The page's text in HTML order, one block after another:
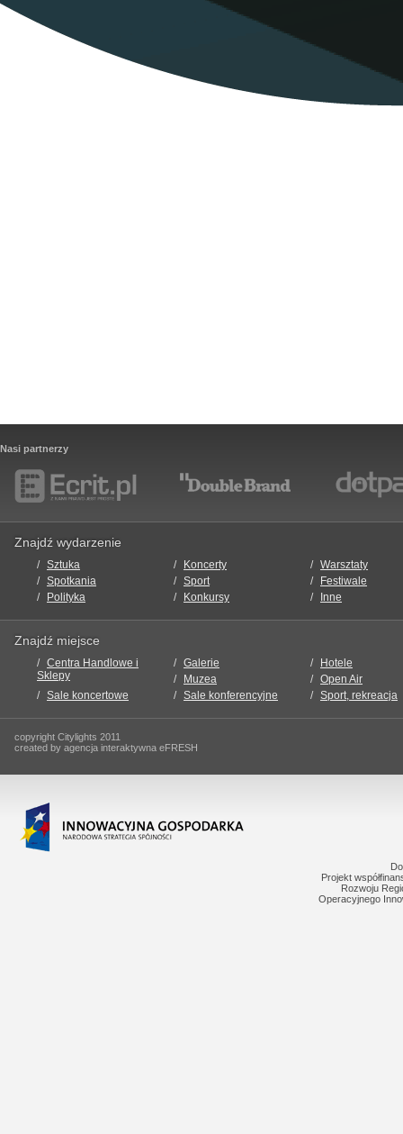
Nasi partnerzy
Znajdź wydarzenie
Sztuka Koncerty
Warsztaty
Spotkania
Sport
Festiwale
Polityka
Konkursy Inne
Znajdź miejsce
Centra Handlowe i
Sklepy
Galerie
Hotele
Muzea
Open Air
Sale koncertowe
Sale konferencyjne Sport, rekreacja
copyright Citylights 2011
created by agencja interaktywna eFRESH
Projekt
Rozwoju
Operacyjnego